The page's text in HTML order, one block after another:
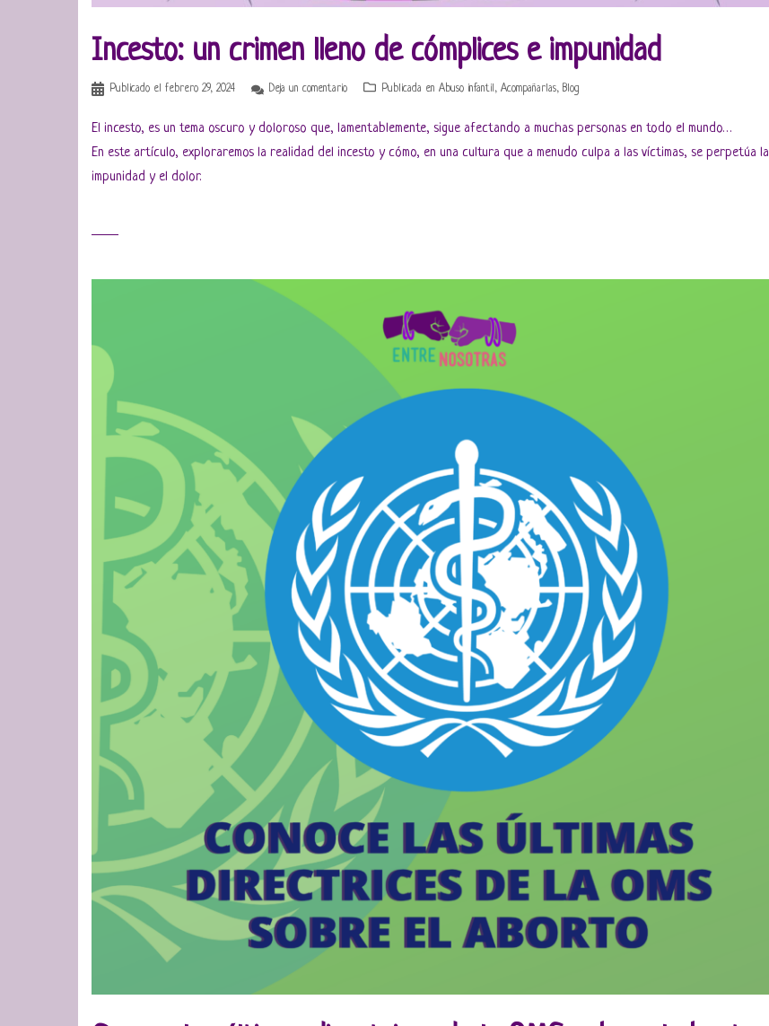
Incesto: un crimen lleno de cómplices e impunidad
Publicado el febrero 29, 2024 Deja un comentario Publicada en Abuso infantil, Acompañarlas, Blog
El incesto, es un tema oscuro y doloroso que, lamentablemente, sigue afectando a muchas personas en todo el mundo…
En este artículo, exploraremos la realidad del incesto y cómo, en una cultura que a menudo culpa a las víctimas, se perpetúa la
impunidad y el dolor.